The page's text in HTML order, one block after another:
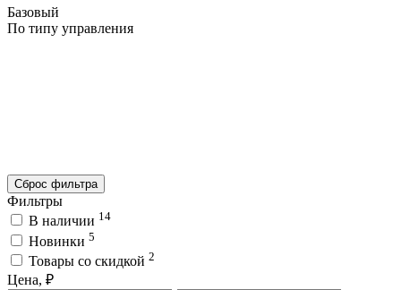
Базовый
По типу управления
Сброс фильтра
Фильтры
В наличии 14
Новинки 5
Товары со скидкой 2
Цена, ₽